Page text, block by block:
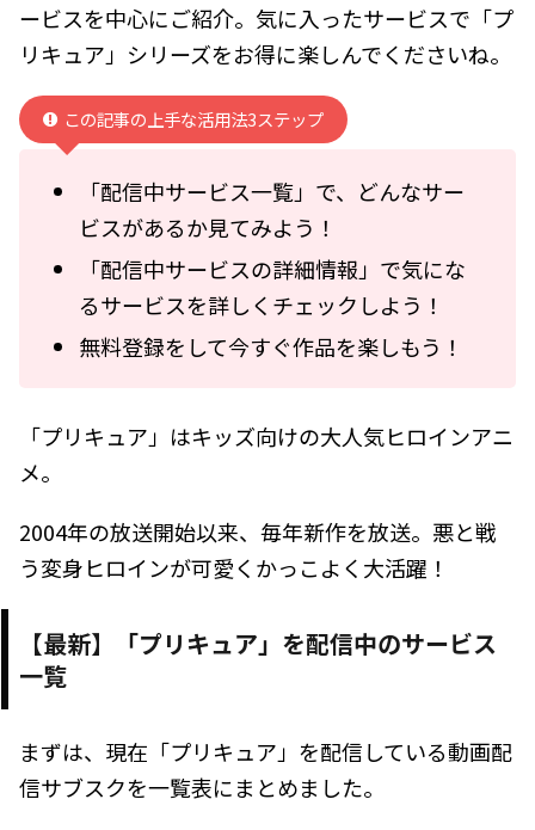
ービスを中心にご紹介。気に入ったサービスで「プ
リキュア」シリーズをお得に楽しんでくださいね。
この記事の上手な活用法3ステップ
「配信中サービス一覧」で、どんなサー
ビスがあるか見てみよう！
「配信中サービスの詳細情報」で気にな
るサービスを詳しくチェックしよう！
無料登録をして今すぐ作品を楽しもう！
「プリキュア」はキッズ向けの大人気ヒロインアニ
メ。
2004年の放送開始以来、毎年新作を放送。悪と戦
う変身ヒロインが可愛くかっこよく大活躍！
【最新】「プリキュア」を配信中のサービス
一覧
まずは、現在「プリキュア」を配信している動画配
信サブスクを一覧表にまとめました。